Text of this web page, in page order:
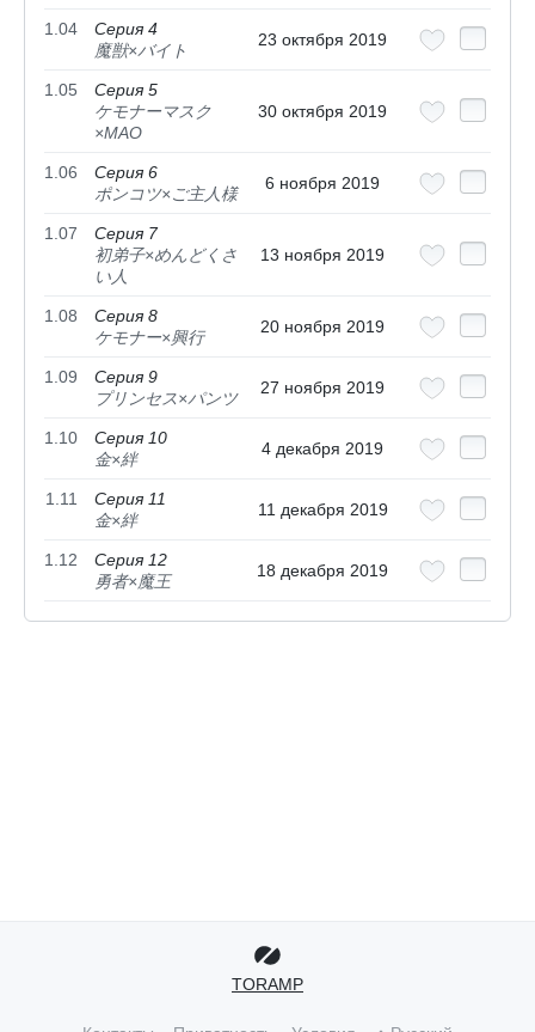
1.04
Серия 4
魔獣×バイト
23 октября 2019
1.05
Серия 5
ケモナーマスク
×MAO
30 октября 2019
1.06
Серия 6
ポンコツ×ご主人様
6 ноября 2019
1.07
Серия 7
初弟子×めんどくさ
い人
13 ноября 2019
1.08
Серия 8
ケモナー×興行
20 ноября 2019
1.09
Серия 9
プリンセス×パンツ
27 ноября 2019
1.10
Серия 10
金×絆
4 декабря 2019
1.11
Серия 11
金×絆
11 декабря 2019
1.12
Серия 12
勇者×魔王
18 декабря 2019
TORAMP